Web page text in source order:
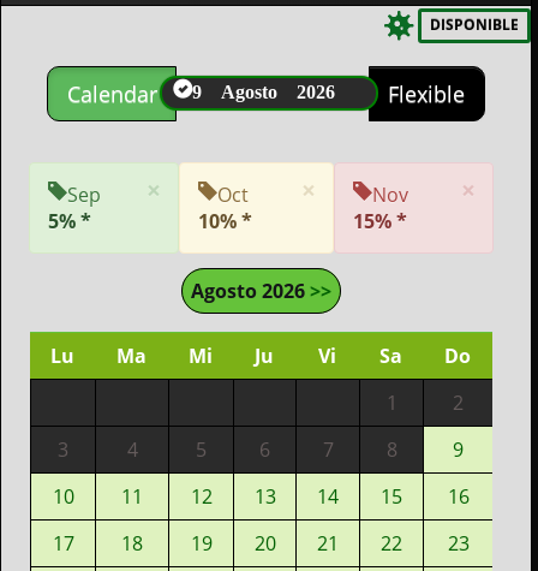
DISPONIBLE
Calendar 9 Agosto 2026 Flexible
×
Sep
5% *
×
Oct
10% *
×
Nov
15% *
Agosto 2026>>
Lu Ma Mi Ju Vi Sa
Do
1
2
3
4 5 6 7 8
9
10
11 12 13 14 15
16
17
18 19 20 21 22 23